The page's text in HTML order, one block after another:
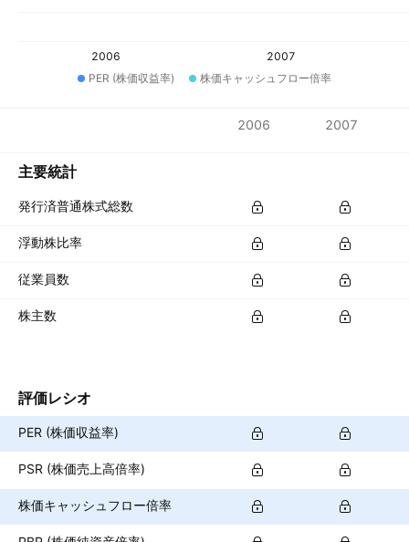
2006
2007
PER (株価収益率)
株価キャッシュフロー倍率
2006 2007
主要統計
発行済普通株式総数
浮動株比率
従業員数
株主数
評価レシオ
PER (株価収益率)
PSR (株価売上高倍率)
株価キャッシュフロー倍率